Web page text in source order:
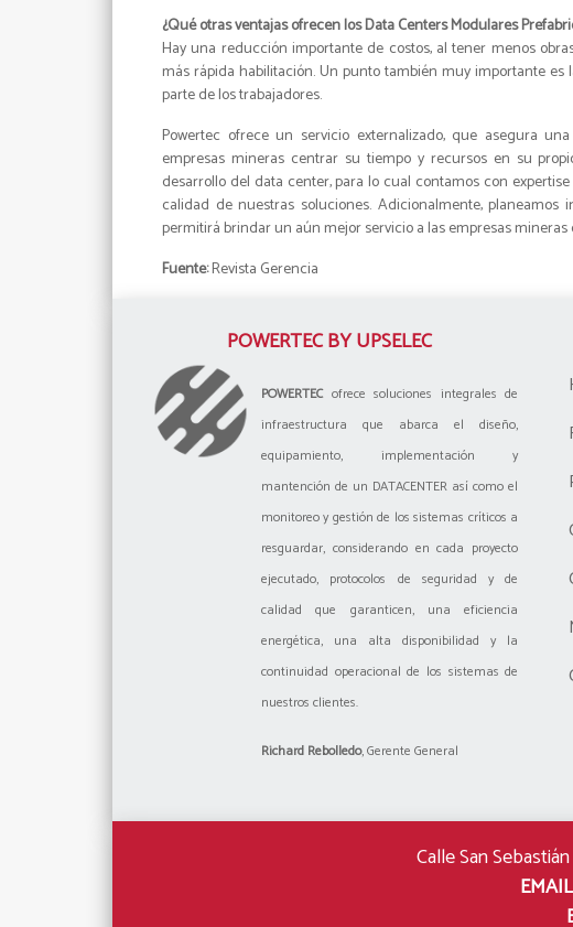
¿Qué otras ventajas ofrecen los Data Centers Modulares
Hay una reducción importante de costos, al tener menos
más rápida habilitación. Un punto también muy importante
parte de los trabajadores.
Powertec ofrece un servicio externalizado, que asegura
empresas mineras centrar su tiempo y recursos en su
desarrollo del data center, para lo cual contamos con
calidad de nuestras soluciones. Adicionalmente,
permitirá brindar un aún mejor servicio a las empresas mineras
Fuente:Revista Gerencia
POWERTEC BY UPSELEC
POWERTECofrece soluciones integrales de
infraestructura que abarca el diseño,
equipamiento, implementación y
mantención de un DATACENTER así como el
monitoreo y gestión de los sistemas críticos a
resguardar, considerando en cada proyecto
ejecutado, protocolos de seguridad y de
calidad que garanticen, una eficiencia
energética, una alta disponibilidad y la
continuidad operacional de los sistemas de
nuestros clientes.
Richard Rebolledo, Gerente General
Calle San